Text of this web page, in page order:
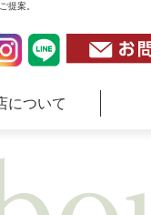
提案。
について